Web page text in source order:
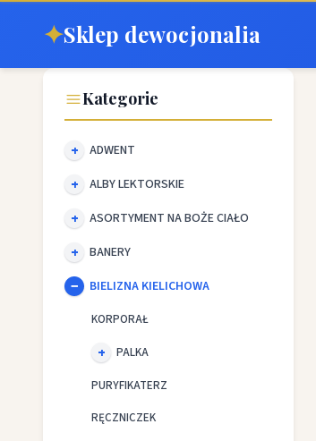
✦Sklep dewocjonalia
Kategorie
ADWENT
ALBY LEKTORSKIE
ASORTYMENT NA BOŻE CIAŁO
BANERY
BIELIZNA KIELICHOWA
KORPORAŁ
PALKA
PURYFIKATERZ
RĘCZNICZEK